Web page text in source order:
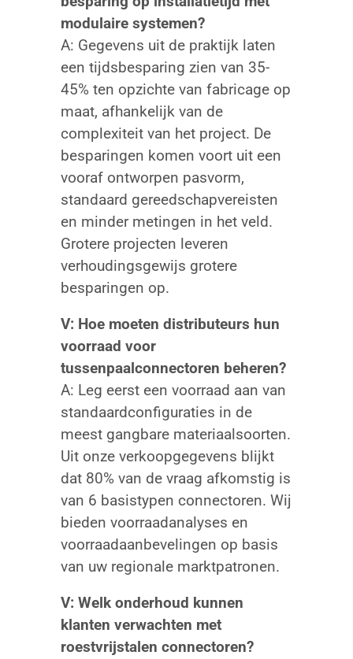
modulaire systemen?
A: Gegevens uit de praktijk laten
een tijdsbesparing zien van 35-
45% ten opzichte van fabricage op
maat, afhankelijk van de
complexiteit van het project. De
besparingen komen voort uit een
vooraf ontworpen pasvorm,
standaard gereedschapvereisten
en minder metingen in het veld.
Grotere projecten leveren
verhoudingsgewijs grotere
besparingen op.
V: Hoe moeten distributeurs hun
voorraad voor
tussenpaalconnectoren beheren?
A: Leg eerst een voorraad aan van
standaardconfiguraties in de
meest gangbare materiaalsoorten.
Uit onze verkoopgegevens blijkt
dat 80% van de vraag afkomstig is
van 6 basistypen connectoren. Wij
bieden voorraadanalyses en
voorraadaanbevelingen op basis
van uw regionale marktpatronen.
V: Welk onderhoud kunnen
klanten verwachten met
roestvrijstalen connectoren?